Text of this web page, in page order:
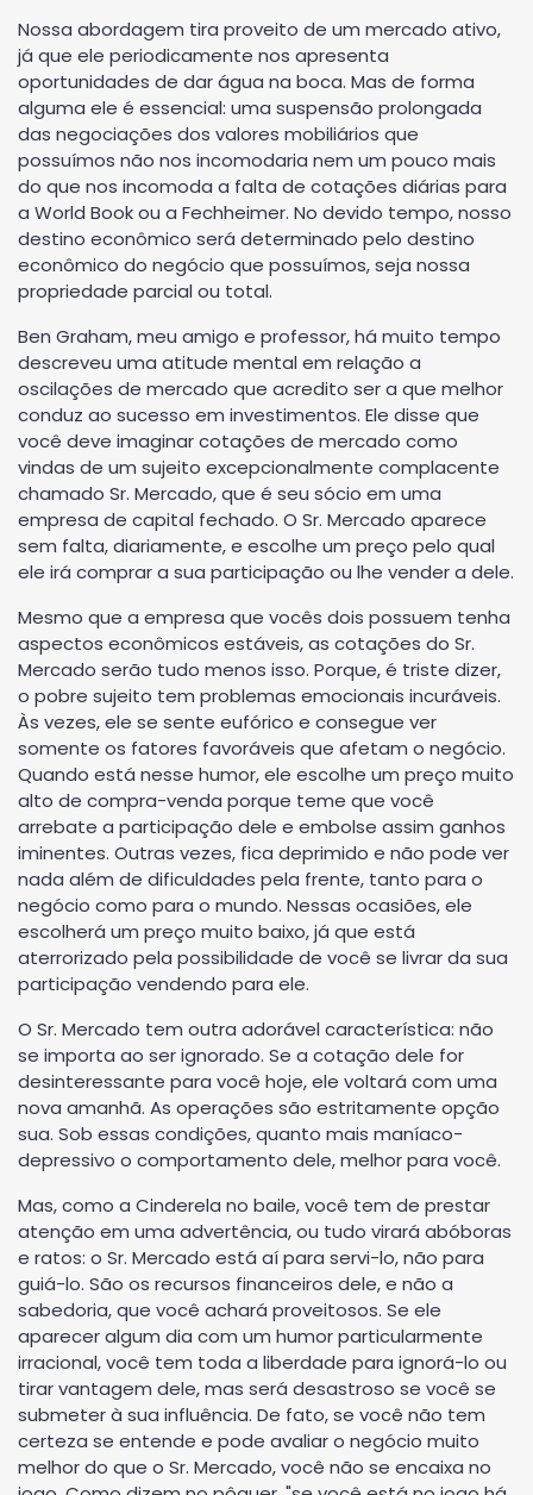
Nossa abordagem tira proveito de um mercado ativo,
já que ele periodicamente nos apresenta
oportunidades de dar água na boca. Mas de forma
alguma ele é essencial: uma suspensão prolongada
das negociações dos valores mobiliários que
possuímos não nos incomodaria nem um pouco mais
do que nos incomoda a falta de cotações diárias para
a World Book ou a Fechheimer. No devido tempo, nosso
destino econômico será determinado pelo destino
econômico do negócio que possuímos, seja nossa
propriedade parcial ou total.
Ben Graham, meu amigo e professor, há muito tempo
descreveu uma atitude mental em relação a
oscilações de mercado que acredito ser a que melhor
conduz ao sucesso em investimentos. Ele disse que
você deve imaginar cotações de mercado como
vindas de um sujeito excepcionalmente complacente
chamado Sr. Mercado, que é seu sócio em uma
empresa de capital fechado. O Sr. Mercado aparece
sem falta, diariamente, e escolhe um preço pelo qual
ele irá comprar a sua participação ou lhe vender a dele.
Mesmo que a empresa que vocês dois possuem tenha
aspectos econômicos estáveis, as cotações do Sr.
Mercado serão tudo menos isso. Porque, é triste dizer,
o pobre sujeito tem problemas emocionais incuráveis.
Às vezes, ele se sente eufórico e consegue ver
somente os fatores favoráveis que afetam o negócio.
Quando está nesse humor, ele escolhe um preço muito
alto de compra-venda porque teme que você
arrebate a participação dele e embolse assim ganhos
iminentes. Outras vezes, fica deprimido e não pode ver
nada além de dificuldades pela frente, tanto para o
negócio como para o mundo. Nessas ocasiões, ele
escolherá um preço muito baixo, já que está
aterrorizado pela possibilidade de você se livrar da sua
participação vendendo para ele.
O Sr. Mercado tem outra adorável característica: não
se importa ao ser ignorado. Se a cotação dele for
desinteressante para você hoje, ele voltará com uma
nova amanhã. As operações são estritamente opção
sua. Sob essas condições, quanto mais maníaco-
depressivo o comportamento dele, melhor para você.
Mas, como a Cinderela no baile, você tem de prestar
atenção em uma advertência, ou tudo virará abóboras
e ratos: o Sr. Mercado está aí para servi-lo, não para
guiá-lo. São os recursos financeiros dele, e não a
sabedoria, que você achará proveitosos. Se ele
aparecer algum dia com um humor particularmente
irracional, você tem toda a liberdade para ignorá-lo ou
tirar vantagem dele, mas será desastroso se você se
submeter à sua influência. De fato, se você não tem
certeza se entende e pode avaliar o negócio muito
melhor do que o Sr. Mercado, você não se encaixa no